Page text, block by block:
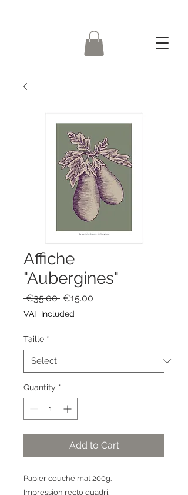
Affiche
"Aubergines"
€35.00 Regular
Price
€15.00
VAT Included
Taille *
Quantity *
Add to Cart
Papier couché mat 200g.
Impression recto quadri.